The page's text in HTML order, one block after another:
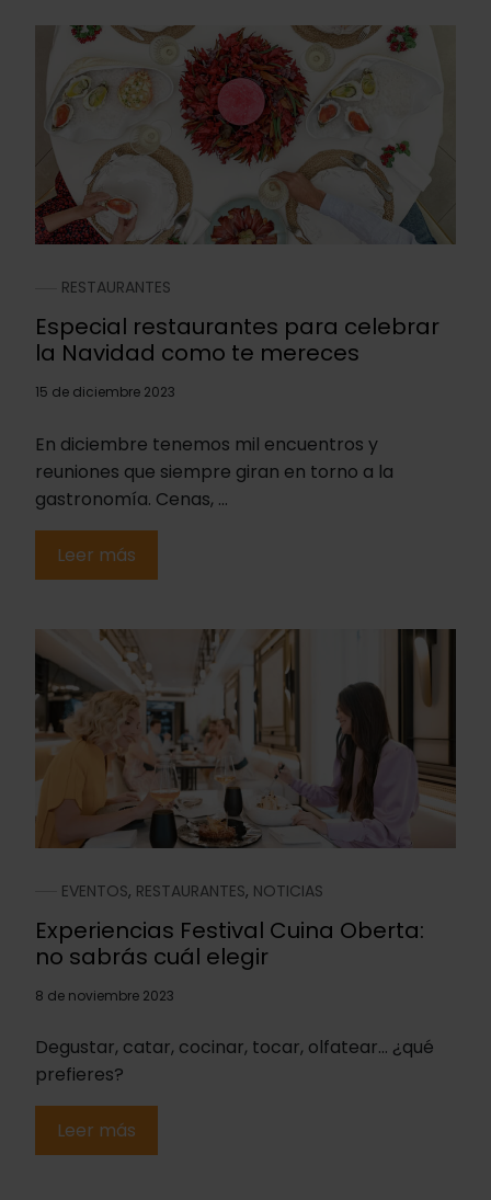
RESTAURANTES
Especial restaurantes para celebrar
la Navidad como te mereces
15 de diciembre 2023
En diciembre tenemos mil encuentros y
reuniones que siempre giran en torno a la
gastronomía. Cenas, ...
Leer más
EVENTOS, RESTAURANTES, NOTICIAS
Experiencias Festival Cuina Oberta:
no sabrás cuál elegir
8 de noviembre 2023
Degustar, catar, cocinar, tocar, olfatear… ¿qué
prefieres?
Leer más